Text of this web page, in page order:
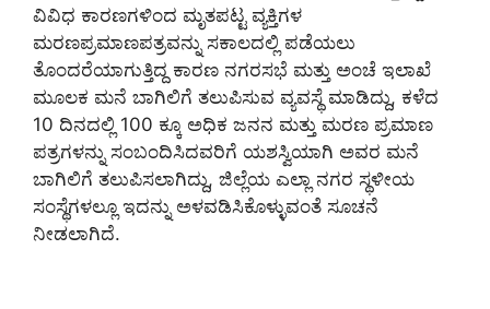
ವಿವಿಧ ಕಾರಣಗಳಿಂದ ಮೃತಪಟ್ಟ ವ್ಯಕ್ತಿಗಳ
ಮರಣಪ್ರಮಾಣಪತ್ರವನ್ನು ಸಕಾಲದಲ್ಲಿ ಪಡೆಯಲು
ತೊಂದರೆಯಾಗುತ್ತಿದ್ದ ಕಾರಣ ನಗರಸಭೆ ಮತ್ತು ಅಂಚೆ ಇಲಾಖೆ
ಮೂಲಕ ಮನೆ ಬಾಗಿಲಿಗೆ ತಲುಪಿಸುವ ವ್ಯವಸ್ಥೆ ಮಾಡಿದ್ದು, ಕಳೆದ
10 ದಿನದಲ್ಲಿ 100 ಕ್ಕೂ ಅಧಿಕ ಜನನ ಮತ್ತು ಮರಣ ಪ್ರಮಾಣ
ಪತ್ರಗಳನ್ನು ಸಂಬಂದಿಸಿದವರಿಗೆ ಯಶಸ್ವಿಯಾಗಿ ಅವರ ಮನೆ
ಬಾಗಿಲಿಗೆ ತಲುಪಿಸಲಾಗಿದ್ದು, ಜಿಲ್ಲೆಯ ಎಲ್ಲಾ ನಗರ ಸ್ಥಳೀಯ
ಸಂಸ್ಥೆಗಳಲ್ಲೂ ಇದನ್ನು ಅಳವಡಿಸಿಕೊಳ್ಳುವಂತೆ ಸೂಚನೆ
ನೀಡಲಾಗಿದೆ.